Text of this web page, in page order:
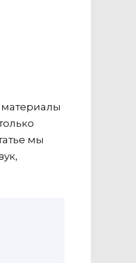
материалы
мы